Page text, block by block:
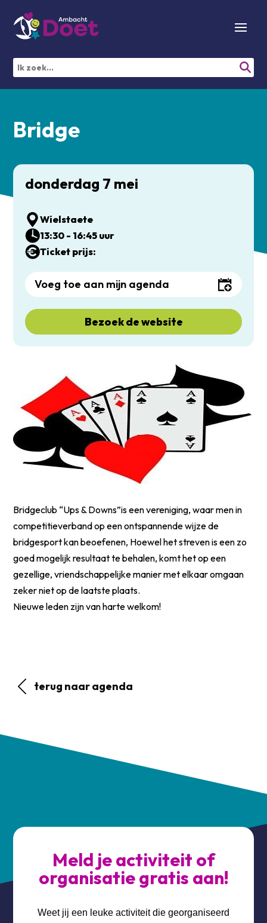
Bridge
Bridgeclub “Ups & Downs”is een vereniging, waar men in
competitieverband op een ontspannende wijze de
bridgesport kan beoefenen, Hoewel het streven is een zo
goed mogelijk resultaat te behalen, komt het op een
gezellige, vriendschappelijke manier met elkaar omgaan
zeker niet op de laatste plaats.
Nieuwe leden zijn van harte welkom!
terug naar agenda
donderdag 7 mei
Wielstaete
13:30 - 16:45 uur
Ticket prijs:
Voeg toe aan mijn agenda
Bezoek de website
Meld je activiteit of
organisatie gratis aan!
Weet jij een leuke activiteit die georganiseerd